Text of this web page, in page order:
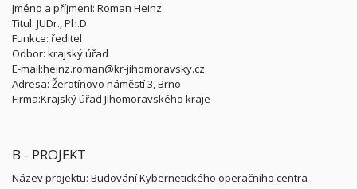
Jméno a příjmení: Roman Heinz
Titul: JUDr., Ph.D
Funkce: ředitel
Odbor: krajský úřad
E-mail:heinz.roman@kr-jihomoravsky.cz
Adresa: Žerotínovo náměstí 3, Brno
Firma:Krajský úřad Jihomoravského kraje
B - PROJEKT
Název projektu: Budování Kybernetického operačního centra